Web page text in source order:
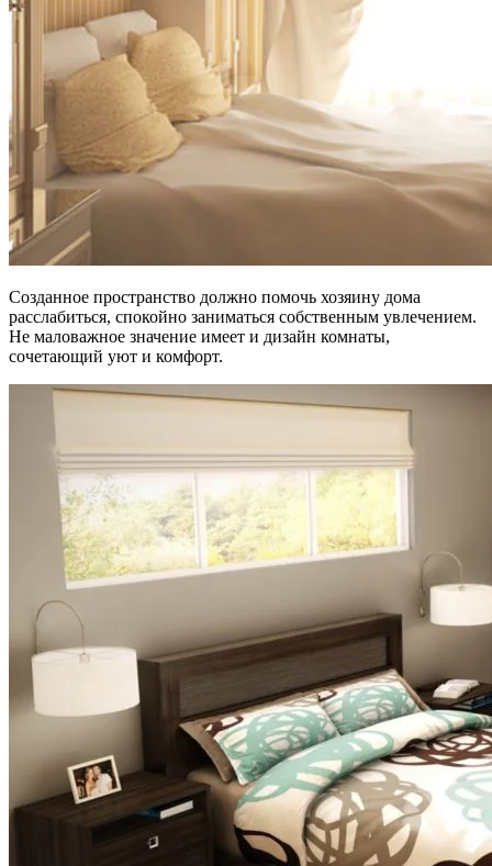
Созданное пространство должно помочь хозяину дома
расслабиться, спокойно заниматься собственным увлечением.
Не маловажное значение имеет и дизайн комнаты,
сочетающий уют и комфорт.